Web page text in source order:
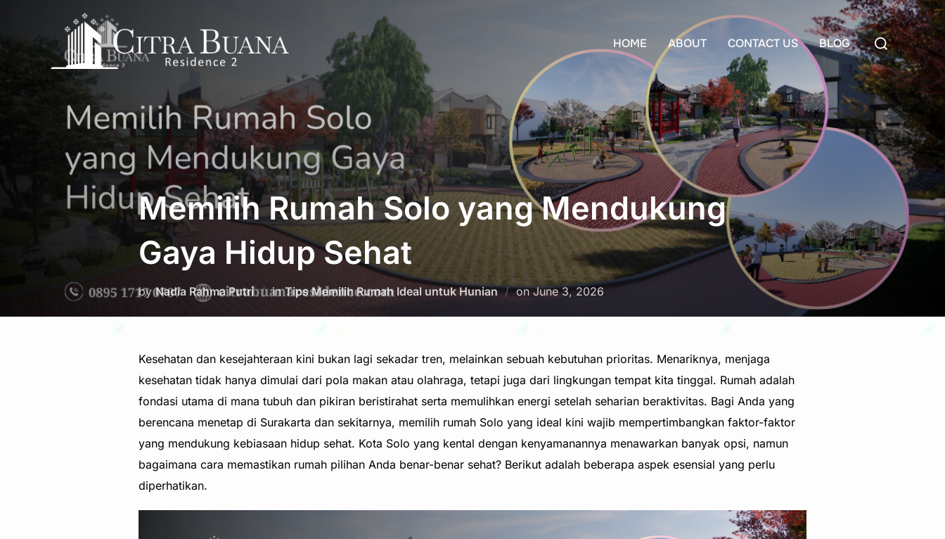
HOME ABOUT CONTACT US BLOG
Search
for:
Memilih Rumah Solo yang Mendukung
Gaya Hidup Sehat
byNadia Rahma Putri inTips Memilih Rumah Ideal untuk Hunian onPosted
June 3, 2026
Kesehatan dan kesejahteraan kini bukan lagi sekadar tren, melainkan sebuah kebutuhan prioritas. Menariknya, menjaga
kesehatan tidak hanya dimulai dari pola makan atau olahraga, tetapi juga dari lingkungan tempat kita tinggal. Rumah adalah
fondasi utama di mana tubuh dan pikiran beristirahat serta memulihkan energi setelah seharian beraktivitas. Bagi Anda yang
berencana menetap di Surakarta dan sekitarnya, memilih rumah Solo yang ideal kini wajib mempertimbangkan faktor-faktor
yang mendukung kebiasaan hidup sehat. Kota Solo yang kental dengan kenyamanannya menawarkan banyak opsi, namun
bagaimana cara memastikan rumah pilihan Anda benar-benar sehat? Berikut adalah beberapa aspek esensial yang perlu
diperhatikan.